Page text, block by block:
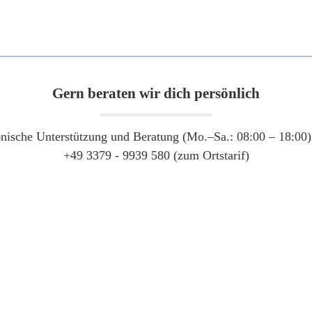
Gern beraten wir dich persönlich
Unterstützung und Beratung (Mo.–Sa.: 08:00 –
+49 3379 - 9939 580 (zum Ortstarif)